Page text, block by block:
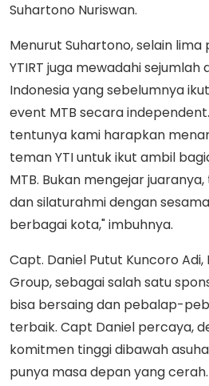
Suhartono Nuriswan.
Menurut Suhartono, selain
YTIRT juga mewadahi
Indonesia yang sebelumnya
event MTB secara independent.
tentunya kami harapkan
teman YTI untuk ikut ambil
MTB. Bukan mengejar
dan silaturahmi dengan
berbagai kota," imbuhnya.
Capt. Daniel Putut Kuncoro
Group, sebagai salah satu
bisa bersaing dan pebalap-
terbaik. Capt Daniel percaya,
komitmen tinggi dibawah
punya masa depan yang cerah.